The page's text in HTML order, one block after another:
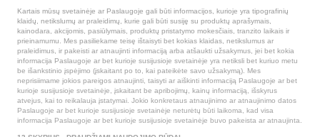
Kartais mūsų svetainėje ar Paslaugoje gali būti informacijos, kurioje yra tipografinių
klaidų, netikslumų ar praleidimų, kurie gali būti susiję su produktų aprašymais,
kainodara, akcijomis, pasiūlymais, produktų pristatymo mokesčiais, tranzito laikais ir
prieinamumu. Mes pasiliekame teisę ištaisyti bet kokias klaidas, netikslumus ar
praleidimus, ir pakeisti ar atnaujinti informaciją arba atšaukti užsakymus, jei bet kokia
informacija Paslaugoje ar bet kurioje susijusioje svetainėje yra netiksli bet kuriuo metu
be išankstinio įspėjimo (įskaitant po to, kai pateikėte savo užsakymą). Mes
neprisiimame jokios pareigos atnaujinti, taisyti ar aiškinti informaciją Paslaugoje ar bet
kurioje susijusioje svetainėje, įskaitant be apribojimų, kainų informaciją, išskyrus
atvejus, kai to reikalauja įstatymai. Jokio konkretaus atnaujinimo ar atnaujinimo datos
Paslaugoje ar bet kurioje susijusioje svetainėje neturėtų būti laikoma, kad visa
informacija Paslaugoje ar bet kurioje susijusioje svetainėje buvo pakeista ar atnaujinta.